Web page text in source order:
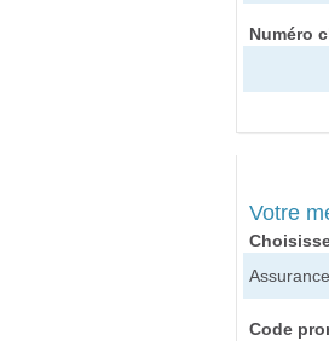
Numéro
Votre
Code